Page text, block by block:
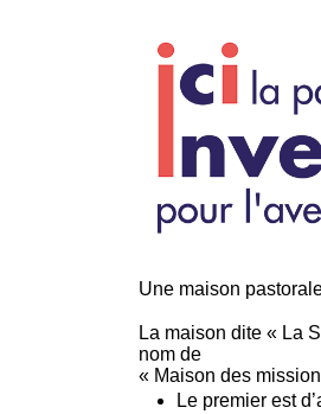
Une maison
La maison dite « La
nom de
« Maison des
Le premier est